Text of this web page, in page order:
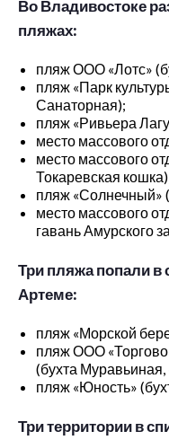
Во Владивостоке
пляжах:
пляж ООО «Лотс»
пляж «Парк
Санаторная);
пляж «Ривьера
место массового
место массового
Токаревская
пляж «Солнечный»
место массового
гавань Амурского
Три пляжа попали в
Артеме:
пляж «Морской
пляж ООО
(бухта
пляж «Юность»
Три территории в